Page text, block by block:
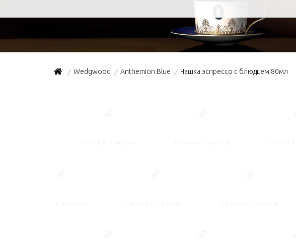
/ Wedgwood / Anthemion Blue / Чашка эспрессо с блюдцем 80мл